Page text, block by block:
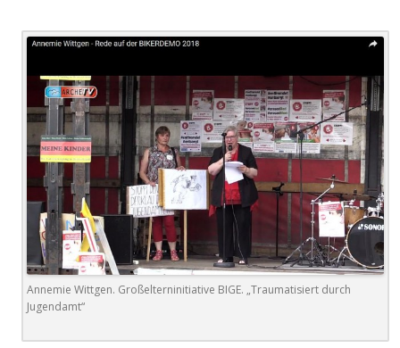
Annemie Wittgen. Großelterninitiative BIGE. „Traumatisiert durch
Jugendamt“